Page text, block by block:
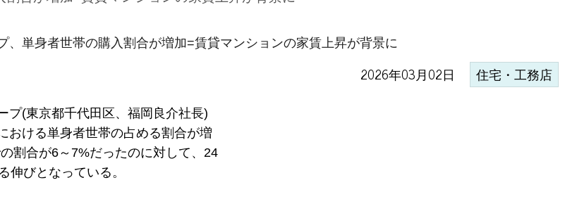
、単身者世帯の購入割合が増加=賃貸マンションの家賃上昇が背景に
2026年03月02日 住宅・工務店
プ(東京都千代田区、福岡良介社長)
おける単身者世帯の占める割合が増
割合が6～7%だったのに対して、24
伸びとなっている。